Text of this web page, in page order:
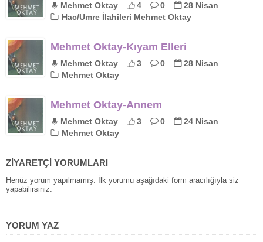
Mehmet Oktay 4 0
28 Nisan
Hac/Umre İlahileri Mehmet Oktay
Mehmet Oktay-Kıyam Elleri
Mehmet Oktay 3 0
28 Nisan
Mehmet Oktay
Mehmet Oktay-Annem
Mehmet Oktay 3 0
24 Nisan
Mehmet Oktay
ZİYARETÇİ YORUMLARI
Henüz yorum yapılmamış. İlk yorumu aşağıdaki form aracılığıyla siz
yapabilirsiniz.
YORUM YAZ